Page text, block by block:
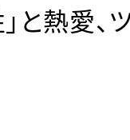
と熱愛、